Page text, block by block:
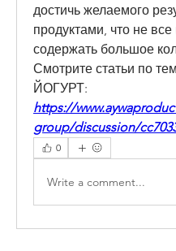
достичь желаемого
продуктами, что не
содержать большое
Смотрите статьи
ЙОГУРТ:
https://
group/discussion/
0
Write a comment...